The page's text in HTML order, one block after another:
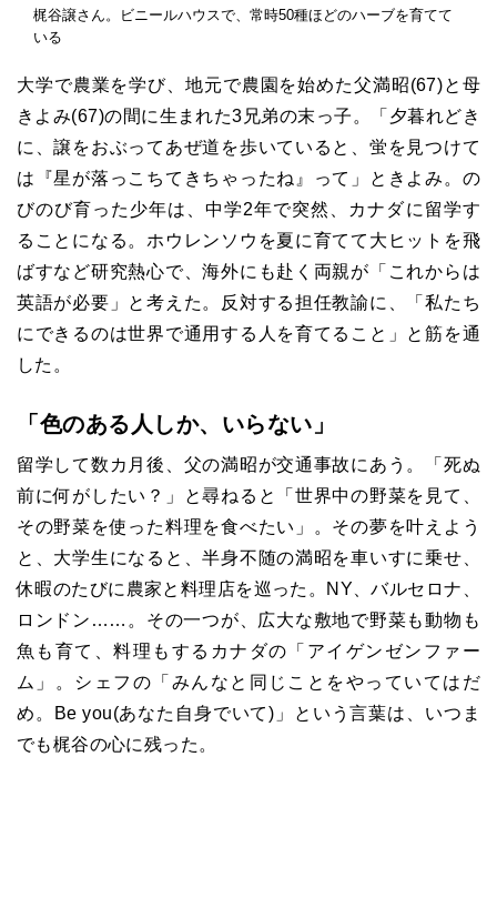
梶谷譲さん。ビニールハウスで、常時50種ほどのハーブを育てて
いる
大学で農業を学び、地元で農園を始めた父満昭(67)と母
きよみ(67)の間に生まれた3兄弟の末っ子。「夕暮れどき
に、譲をおぶってあぜ道を歩いていると、蛍を見つけて
は『星が落っこちてきちゃったね』って」ときよみ。の
びのび育った少年は、中学2年で突然、カナダに留学す
ることになる。ホウレンソウを夏に育てて大ヒットを飛
ばすなど研究熱心で、海外にも赴く両親が「これからは
英語が必要」と考えた。反対する担任教諭に、「私たち
にできるのは世界で通用する人を育てること」と筋を通
した。
「色のある人しか、いらない」
留学して数カ月後、父の満昭が交通事故にあう。「死ぬ
前に何がしたい？」と尋ねると「世界中の野菜を見て、
その野菜を使った料理を食べたい」。その夢を叶えよう
と、大学生になると、半身不随の満昭を車いすに乗せ、
休暇のたびに農家と料理店を巡った。NY、バルセロナ、
ロンドン……。その一つが、広大な敷地で野菜も動物も
魚も育て、料理もするカナダの「アイゲンゼンファー
ム」。シェフの「みんなと同じことをやっていてはだ
め。Be you(あなた自身でいて)」という言葉は、いつま
でも梶谷の心に残った。